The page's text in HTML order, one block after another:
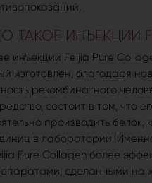
ТАКОЕ ИНЪЕКЦИИ
инъекции Feijia Pure
изготовлен, благодаря
рекомбинатного
состоит в том, что
производить
в лаборатории.
Pure Collagen более
сделанными на